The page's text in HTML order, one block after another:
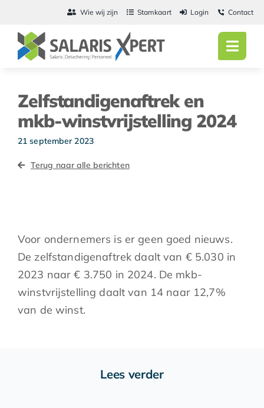
inhoud
Wie wij zijn Stamkaart Login Contact
Actueel
Zelfstandigenaftrek en
mkb-winstvrijstelling 2024
21 september 2023
Terug naar alle berichten
Voor ondernemers is er geen goed nieuws.
De zelfstandigenaftrek daalt van € 5.030 in
2023 naar € 3.750 in 2024. De mkb-
winstvrijstelling daalt van 14 naar 12,7%
van de winst.
Lees verder